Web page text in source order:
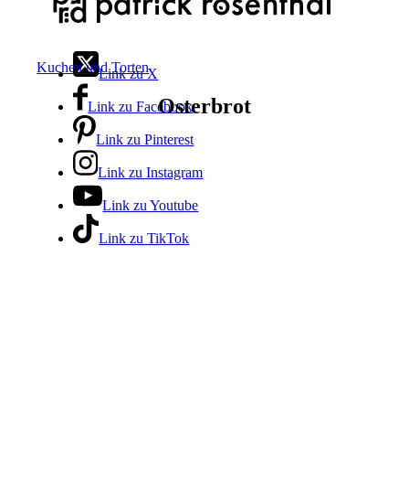
Link zu X
Link zu Facebook
Link zu Pinterest
Link zu Instagram
Link zu Youtube
Link zu TikTok
Kuchen und Torten
Osterbrot